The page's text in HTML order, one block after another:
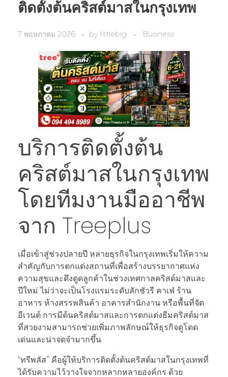
ติดตั้งต้นคริสต์มาสในกรุงเทพ
7 พฤษภาคม 2026 by littlebig Business
บริการติดตั้งต้น
คริสต์มาสในกรุงเทพ
โดยทีมงานมืออาชีพ
จาก Treeplus
เมื่อเข้าสู่ช่วงปลายปี หลายธุรกิจในกรุงเทพเริ่มให้ความ
สำคัญกับการตกแต่งสถานที่เพื่อสร้างบรรยากาศแห่ง
ความสุขและดึงดูดลูกค้าในช่วงเทศกาลคริสต์มาสและ
ปีใหม่ ไม่ว่าจะเป็นโรงแรมระดับลักชัวรี คาเฟ่ ร้าน
อาหาร ห้างสรรพสินค้า อาคารสำนักงาน หรือพื้นที่จัด
อีเวนต์ การมีต้นคริสต์มาสและการตกแต่งธีมคริสต์มาส
ที่สวยงามสามารถช่วยเพิ่มภาพลักษณ์ให้ธุรกิจดูโดด
เด่นและน่าจดจำมากขึ้น
“ทรีพลัส” คือผู้ให้บริการติดตั้งต้นคริสต์มาสในกรุงเทพที่
ได้รับความไว้วางใจจากหลากหลายองค์กร ด้วย